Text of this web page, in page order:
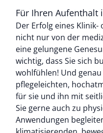
Für Ihren Aufenthalt
Der Erfolg eines
nicht nur von der
eine gelungene
wichtig, dass Sie sich
wohlfühlen! Und
pflegeleichten,
für sie und ihn mit
Sie gerne auch zu
Anwendungen